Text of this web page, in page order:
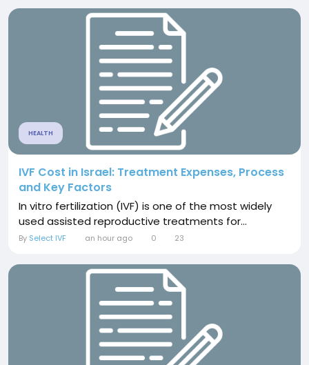
HEALTH
IVF Cost in Israel: Treatment Expenses, Process
and Key Factors
In vitro fertilization (IVF) is one of the most widely
used assisted reproductive treatments for...
By Select IVF an hour ago 0 23